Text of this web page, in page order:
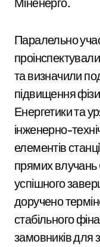
Паралельно
та визначили
підвищення
Енергетики та
інженерно-
елементів
прямих влучань
успішного
доручено
стабільного
замовників для